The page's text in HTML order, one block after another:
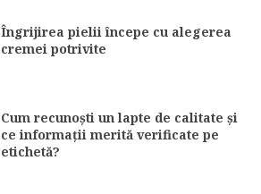
Îngrijirea pielii începe cu alegerea
cremei potrivite
Cum recunoști un lapte de calitate și
ce informații merită verificate pe
etichetă?